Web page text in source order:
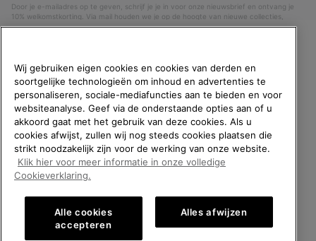
Door je e-mailadres op te geven, schrijf je je in voor onze nieuwsbrief en ontvang je
10% welkomstkorting. Via mail houden we je op de hoogte van nieuwe collecties,
aanbiedingen en evenementen. In onzePrivacyverklaringlees je hoe we je gegevens
België (Nederlands)
2026SOREL. All rights reserved.
Privacybeleid Gebruiksvoorwaarden Verkoopvoorwaarden
WELKOM BIJ SOREL.
SELECTEER JE
VERZENDLOCATIE.
Online shoppen beschikbaar
United States
Online
Belgium-Français
Online
Wij gebruiken eigen cookies en cookies van derden en
soortgelijke technologieën om inhoud en advertenties te
personaliseren, sociale-mediafuncties aan te bieden en voor
websiteanalyse. Geef via de onderstaande opties aan of u
akkoord gaat met het gebruik van deze cookies. Als u
cookies afwijst, zullen wij nog steeds cookies plaatsen die
strikt noodzakelijk zijn voor de werking van onze website.
Klik hier voor meer informatie in onze volledige
Cookieverklaring.
Alle cookies
accepteren
Alles afwijzen